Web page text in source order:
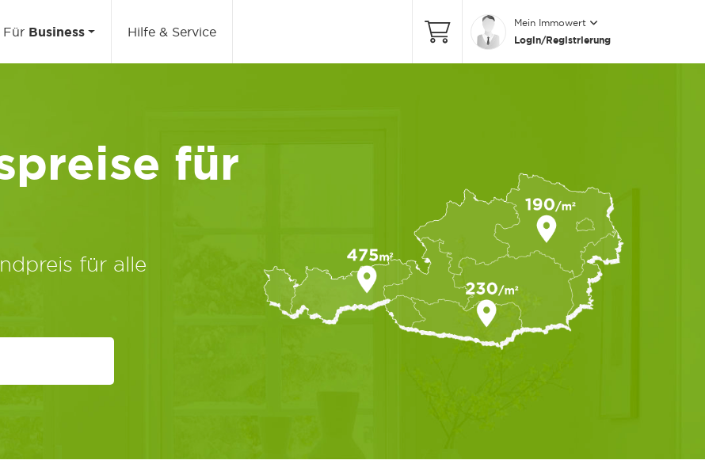
Für Business Hilfe & Service
Mein Immowert
Login/Registrierung
für
für alle